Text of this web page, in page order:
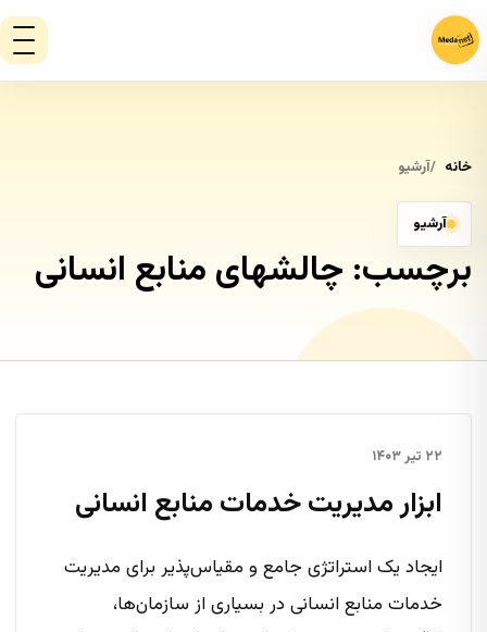
خانه آرشیو
آرشیو
برچسب: چالشهای منابع انسانی
۲۲ تیر ۱۴۰۳
ابزار مدیریت خدمات منابع انسانی
ایجاد یک استراتژی جامع و مقیاس‌پذیر برای مدیریت
خدمات منابع انسانی در بسیاری از سازمان‌ها،